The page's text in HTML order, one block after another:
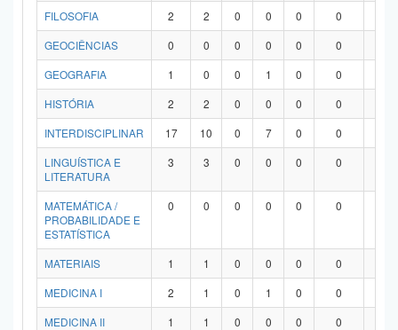
FILOSOFIA
2 2 0 0 0 0
GEOCIÊNCIAS
0 0 0 0 0 0
GEOGRAFIA
1 0 0 1 0 0
HISTÓRIA
2 2 0 0 0 0
INTERDISCIPLINAR
17 10 0 7 0 0
LINGUÍSTICA E
LITERATURA
3 3 0 0 0 0
MATEMÁTICA /
PROBABILIDADE E
ESTATÍSTICA
0 0 0 0 0 0
MATERIAIS 1 1 0 0 0 0
MEDICINA I
2 1 0 1 0 0
MEDICINA II
1 1 0 0 0 0